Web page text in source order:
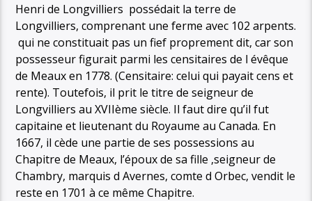
Henri de Longvilliers possédait la terre de
Longvilliers, comprenant une ferme avec 102 arpents.
qui ne constituait pas un fief proprement dit, car son
possesseur figurait parmi les censitaires de l évêque
de Meaux en 1778. (Censitaire: celui qui payait cens et
rente). Toutefois, il prit le titre de seigneur de
Longvilliers au XVIIème siècle. Il faut dire qu’il fut
capitaine et lieutenant du Royaume au Canada. En
1667, il cède une partie de ses possessions au
Chapitre de Meaux, l’époux de sa fille ,seigneur de
Chambry, marquis d Avernes, comte d Orbec, vendit le
reste en 1701 à ce même Chapitre.